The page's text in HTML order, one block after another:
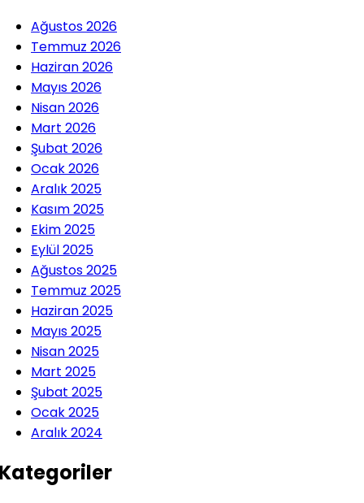
Ağustos 2026
Temmuz 2026
Haziran 2026
Mayıs 2026
Nisan 2026
Mart 2026
Şubat 2026
Ocak 2026
Aralık 2025
Kasım 2025
Ekim 2025
Eylül 2025
Ağustos 2025
Temmuz 2025
Haziran 2025
Mayıs 2025
Nisan 2025
Mart 2025
Şubat 2025
Ocak 2025
Aralık 2024